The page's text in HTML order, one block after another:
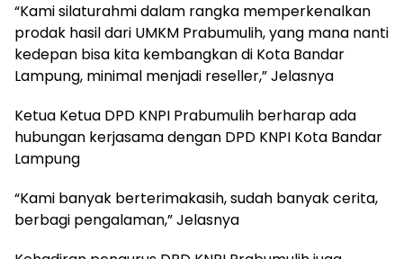
“Kami silaturahmi dalam rangka memperkenalkan
prodak hasil dari UMKM Prabumulih, yang mana nanti
kedepan bisa kita kembangkan di Kota Bandar
Lampung, minimal menjadi reseller,” Jelasnya
Ketua Ketua DPD KNPI Prabumulih berharap ada
hubungan kerjasama dengan DPD KNPI Kota Bandar
Lampung
“Kami banyak berterimakasih, sudah banyak cerita,
berbagi pengalaman,” Jelasnya